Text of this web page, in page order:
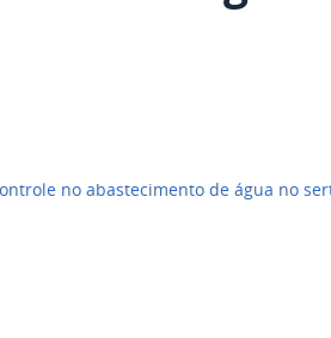
no abastecimento de água no